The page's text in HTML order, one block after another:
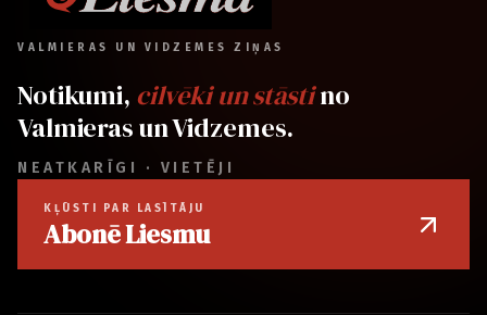
VALMIERAS UN VIDZEMES ZIŅAS
Notikumi, cilvēki un stāstino
Valmieras un Vidzemes.
NEATKARĪGI · VIETĒJI
KĻŪSTI PAR LASĪTĀJU
Abonē Liesmu